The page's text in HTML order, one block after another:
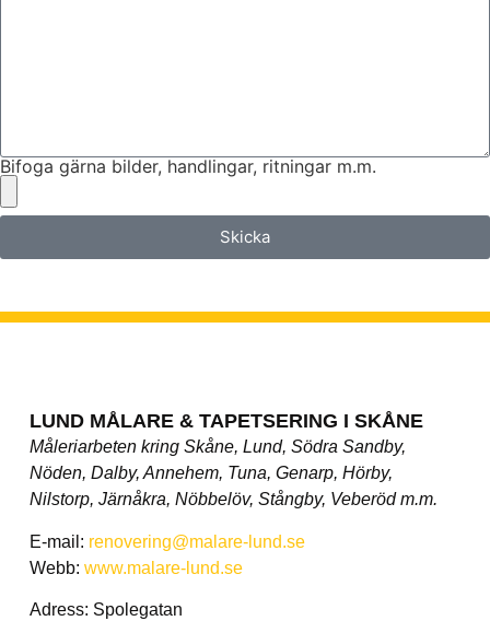
Bifoga gärna bilder, handlingar, ritningar m.m.
Skicka
LUND MÅLARE & TAPETSERING I SKÅNE
Måleriarbeten kring Skåne, Lund, Södra Sandby,
Nöden, Dalby, Annehem, Tuna, Genarp, Hörby,
Nilstorp, Järnåkra, Nöbbelöv, Stångby, Veberöd m.m.
E-mail: renovering@malare-lund.se
Webb: www.malare-lund.se
Adress: Spolegatan